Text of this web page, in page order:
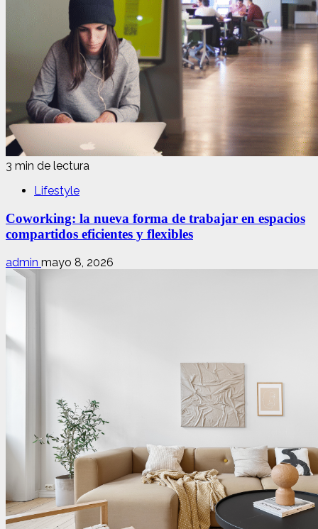
3 min de lectura
Lifestyle
Coworking: la nueva forma de trabajar en espacios
compartidos eficientes y flexibles
admin mayo 8, 2026